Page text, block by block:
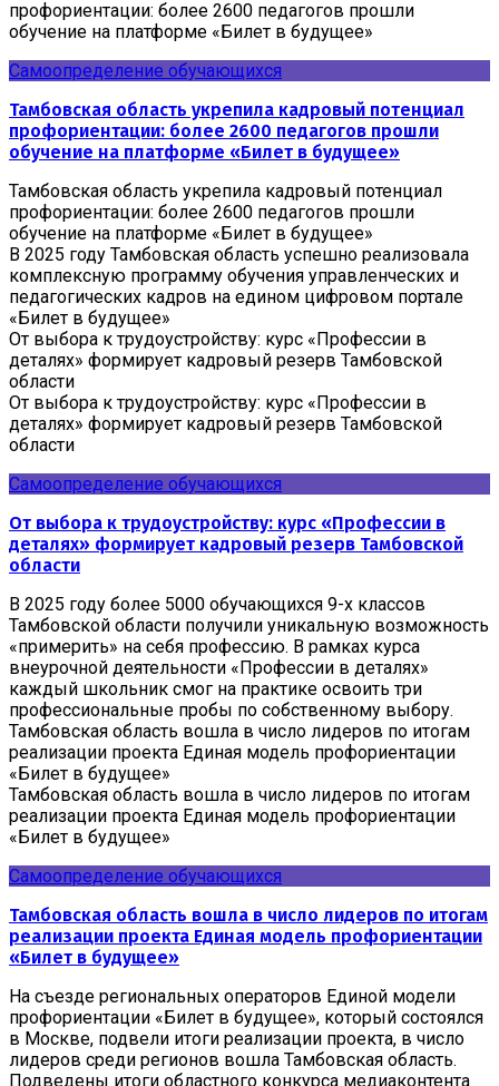
профориентации: более 2600 педагогов прошли
обучение на платформе «Билет в будущее»
Самоопределение обучающихся
Тамбовская область укрепила кадровый потенциал
профориентации: более 2600 педагогов прошли
обучение на платформе «Билет в будущее»
Тамбовская область укрепила кадровый потенциал
профориентации: более 2600 педагогов прошли
обучение на платформе «Билет в будущее»
В 2025 году Тамбовская область успешно реализовала
комплексную программу обучения управленческих и
педагогических кадров на едином цифровом портале
«Билет в будущее»
От выбора к трудоустройству: курс «Профессии в
деталях» формирует кадровый резерв Тамбовской
области
От выбора к трудоустройству: курс «Профессии в
деталях» формирует кадровый резерв Тамбовской
области
Самоопределение обучающихся
От выбора к трудоустройству: курс «Профессии в
деталях» формирует кадровый резерв Тамбовской
области
В 2025 году более 5000 обучающихся 9-х классов
Тамбовской области получили уникальную возможность
«примерить» на себя профессию. В рамках курса
внеурочной деятельности «Профессии в деталях»
каждый школьник смог на практике освоить три
профессиональные пробы по собственному выбору.
Тамбовская область вошла в число лидеров по итогам
реализации проекта Единая модель профориентации
«Билет в будущее»
Тамбовская область вошла в число лидеров по итогам
реализации проекта Единая модель профориентации
«Билет в будущее»
Самоопределение обучающихся
Тамбовская область вошла в число лидеров по итогам
реализации проекта Единая модель профориентации
«Билет в будущее»
На съезде региональных операторов Единой модели
профориентации «Билет в будущее», который состоялся
в Москве, подвели итоги реализации проекта, в число
лидеров среди регионов вошла Тамбовская область.
Подведены итоги областного конкурса медиаконтента